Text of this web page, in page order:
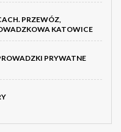
PRZEWÓZ,
KATOWICE
PRYWATNE